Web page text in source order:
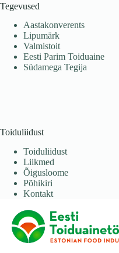
Tegevused
Aastakonverents
Lipumärk
Valmistoit
Eesti Parim Toiduaine
Südamega Tegija
Toiduliidust
Toiduliidust
Liikmed
Õigusloome
Põhikiri
Kontakt